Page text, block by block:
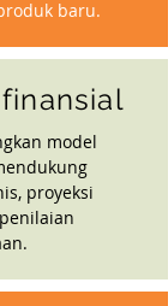
baru.
model
proyeksi